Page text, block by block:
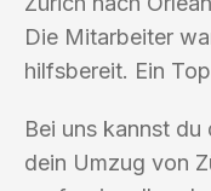
Die Mitarbeiter
hilfsbereit. Ein
Bei uns kannst
dein Umzug von